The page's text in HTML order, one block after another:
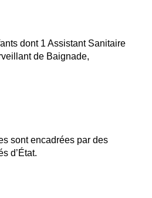
dont 1 Assistant Sanitaire
de Baignade,
sont encadrées par des
d’État.